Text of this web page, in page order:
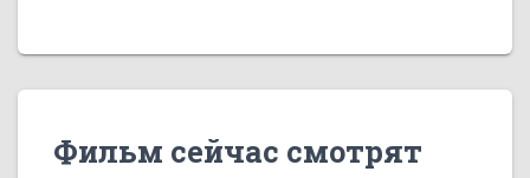
Фильм сейчас смотрят